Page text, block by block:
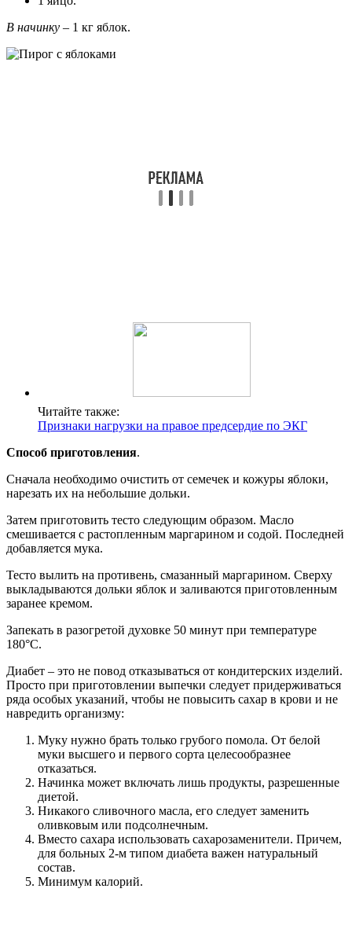
В начинку – 1 кг яблок.
Читайте также:
Признаки нагрузки на правое предсердие по ЭКГ
Способ приготовления.
Сначала необходимо очистить от семечек и кожуры яблоки,
нарезать их на небольшие дольки.
Затем приготовить тесто следующим образом. Масло
смешивается с растопленным маргарином и содой. Последней
добавляется мука.
Тесто вылить на противень, смазанный маргарином. Сверху
выкладываются дольки яблок и заливаются приготовленным
заранее кремом.
Запекать в разогретой духовке 50 минут при температуре
180°С.
Диабет – это не повод отказываться от кондитерских изделий.
Просто при приготовлении выпечки следует придерживаться
ряда особых указаний, чтобы не повысить сахар в крови и не
навредить организму:
Муку нужно брать только грубого помола. От белой
муки высшего и первого сорта целесообразнее
отказаться.
Начинка может включать лишь продукты, разрешенные
диетой.
Никакого сливочного масла, его следует заменить
оливковым или подсолнечным.
Вместо сахара использовать сахарозаменители. Причем,
для больных 2-м типом диабета важен натуральный
состав.
Минимум калорий.